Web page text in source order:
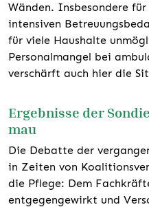
Wänden. Insbesondere
intensiven
für viele Haushalte
Personalmangel bei
verschärft auch hier die
Ergebnisse der
mau
Die Debatte der
in Zeiten von
die Pflege: Dem
entgegengewirkt und